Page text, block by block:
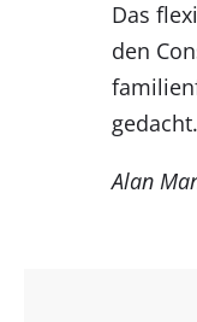
Das
den
gedacht.
Alan